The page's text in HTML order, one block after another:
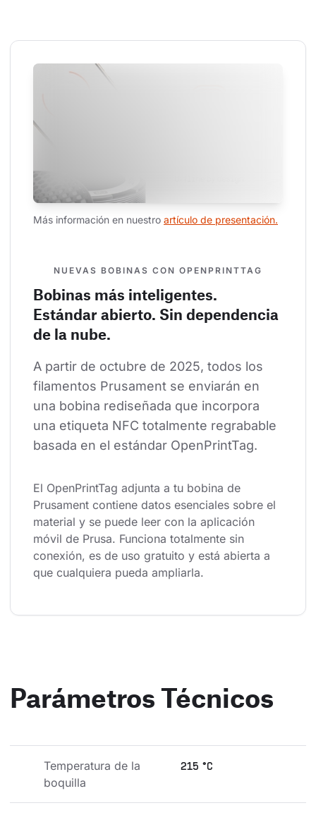
Más información en nuestro artículo de presentación.
NUEVAS BOBINAS CON OPENPRINTTAG
Bobinas más inteligentes.
Estándar abierto. Sin dependencia
de la nube.
A partir de octubre de 2025, todos los
filamentos Prusament se enviarán en
una bobina rediseñada que incorpora
una etiqueta NFC totalmente regrabable
basada en el estándar OpenPrintTag.
El OpenPrintTag adjunta a tu bobina de
Prusament contiene datos esenciales sobre el
material y se puede leer con la aplicación
móvil de Prusa. Funciona totalmente sin
conexión, es de uso gratuito y está abierta a
que cualquiera pueda ampliarla.
Parámetros Técnicos
Temperatura de la
boquilla
215 °C